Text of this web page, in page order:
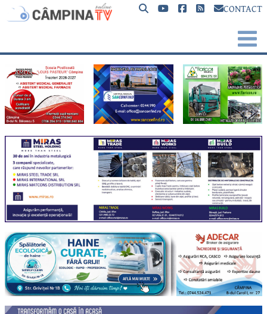
CONTACT